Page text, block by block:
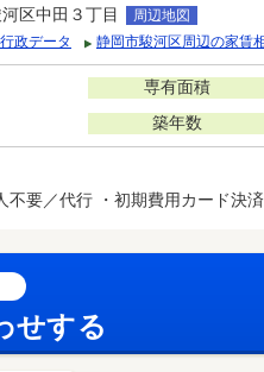
区中田３丁目
周辺地図
政データ
静岡市駿河区周辺の家賃
専有面積
築年数
要／代行 ・初期費用カード決
せする